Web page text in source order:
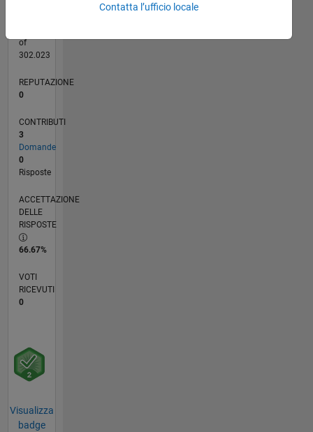
of
302.023
REPUTAZIONE
0
CONTRIBUTI
3
Domande
0
Risposte
ACCETTAZIONE
DELLE
RISPOSTE
66.67%
VOTI
RICEVUTI
0
Visualizza
badge
Contatta l’ufficio locale